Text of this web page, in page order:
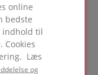
online
bedste
indhold til
Cookies
Læs
og